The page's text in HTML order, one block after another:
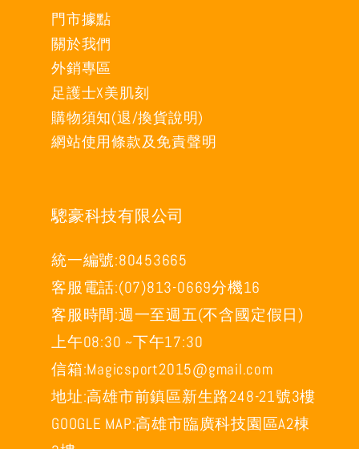
門市據點
關於我們
外銷專區
足護士X美肌刻
購物須知(退/換貨說明)
網站使用條款及免責聲明
驄豪科技有限公司
統一編號:80453665
客服電話:(07)813-0669分機16
客服時間:週一至週五(不含國定假日)
上午08:30 ~下午17:30
信箱:Magicsport2015@gmail.com
地址:高雄市前鎮區新生路248-21號3樓
GOOGLE MAP:高雄市臨廣科技園區A2棟